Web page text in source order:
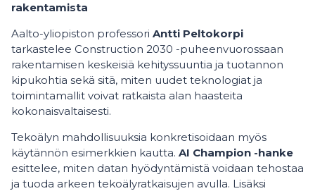
rakentamista
Aalto-yliopiston professori Antti Peltokorpi
tarkastelee Construction 2030 -puheenvuorossaan
rakentamisen keskeisiä kehityssuuntia ja tuotannon
kipukohtia sekä sitä, miten uudet teknologiat ja
toimintamallit voivat ratkaista alan haasteita
kokonaisvaltaisesti.
Tekoälyn mahdollisuuksia konkretisoidaan myös
käytännön esimerkkien kautta. AI Champion -hanke
esittelee, miten datan hyödyntämistä voidaan tehostaa
ja tuoda arkeen tekoälyratkaisujen avulla. Lisäksi